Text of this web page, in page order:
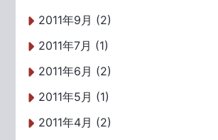
2011年9月 (2)
2011年7月 (1)
2011年6月 (2)
2011年5月 (1)
2011年4月 (2)